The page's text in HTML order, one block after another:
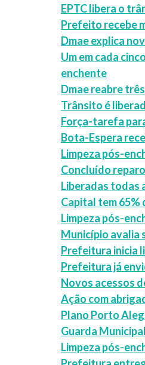
EPTC libera o
Prefeito recebe
Dmae explica
Um em cada
enchente
Dmae reabre
Trânsito é
Força-tarefa
Bota-Espera
Limpeza pós-
Concluído
Liberadas todas
Capital tem 65%
Limpeza pós-
Município avalia
Prefeitura inicia
Prefeitura já
Novos acessos
Ação com
Plano Porto
Guarda
Limpeza pós-